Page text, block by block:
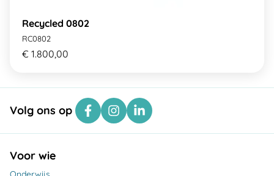
Recycled 0802
RC0802
€ 1.800,00
Volg ons op
Voor wie